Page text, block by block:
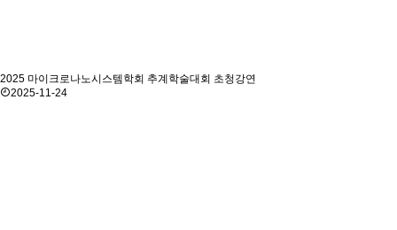
2025 마이크로나노시스템학회 추계학술대회 초청강연
2025-11-24